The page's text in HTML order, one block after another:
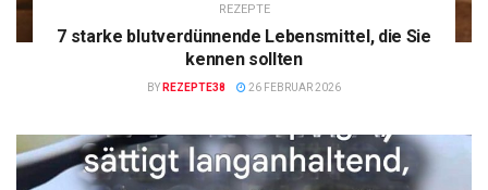
REZEPTE
7 starke blutverdünnende Lebensmittel, die Sie
kennen sollten
BY REZEPTE38 26 FEBRUAR 2026